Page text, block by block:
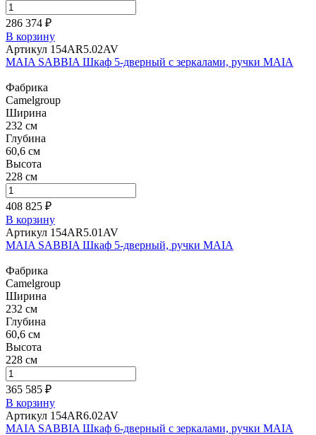
286 374 ₽
В корзину
Артикул 154AR5.02AV
MAIA SABBIA Шкаф 5-дверный с зеркалами, ручки MAIA
Фабрика
Camelgroup
Ширина
232 см
Глубина
60,6 см
Высота
228 см
408 825 ₽
В корзину
Артикул 154AR5.01AV
MAIA SABBIA Шкаф 5-дверный, ручки MAIA
Фабрика
Camelgroup
Ширина
232 см
Глубина
60,6 см
Высота
228 см
365 585 ₽
В корзину
Артикул 154AR6.02AV
MAIA SABBIA Шкаф 6-дверный с зеркалами, ручки MAIA